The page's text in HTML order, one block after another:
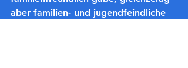
aber familien- und jugendfeindliche